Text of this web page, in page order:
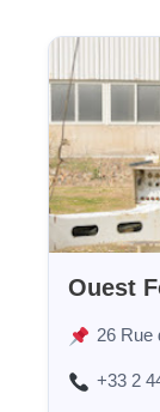
Ouest
26 Rue
+33 2